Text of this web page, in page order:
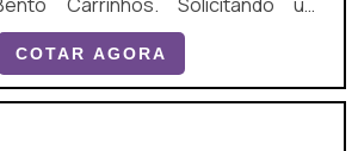
meio da plataforma de divulgação
conhecendo a líder do segmento, a
a procura é por
COTAR AGORA